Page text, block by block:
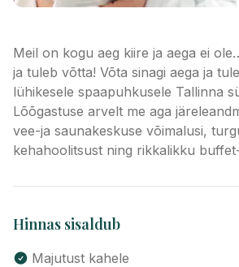
Meil on kogu aeg kiire ja aega ei
ja tuleb võtta! Võta sinagi aega ja
lühikesele spaapuhkusele Tallinna
Lõõgastuse arvelt me aga
vee-ja saunakeskuse võimalusi,
kehahoolitsust ning rikkalikku
Hinnas sisaldub
Majutust kahele